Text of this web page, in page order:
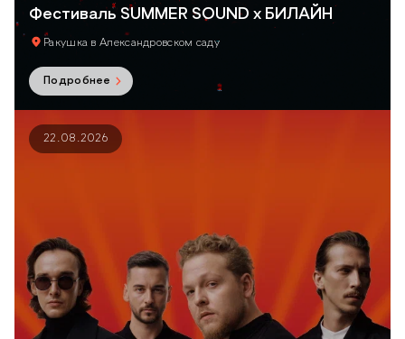
Фестиваль SUMMER SOUND х БИЛАЙН
Ракушка в Александровском саду
Подробнее
22.08.2026